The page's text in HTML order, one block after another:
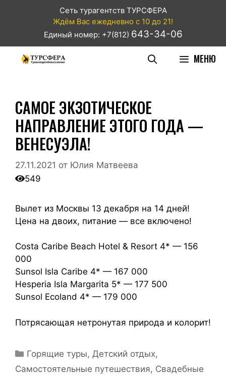
Сеть турагентств ТУРСФЕРА
Ждём Вас ежедневно с 10 до 21!
Единый номер: +7(812) 643-34-06
МЕНЮ
САМОЕ ЭКЗОТИЧЕСКОЕ
НАПРАВЛЕНИЕ ЭТОГО ГОДА —
ВЕНЕСУЭЛА!
27.11.2021 от Юлия Матвеева
549
Вылет из Москвы 13 декабря на 14 дней!
Цена на двоих, питание — все включено!
Costa Caribe Beach Hotel & Resort 4* — 156
000
Sunsol Isla Caribe 4* — 167 000
Hesperia Isla Margarita 5* — 177 500
Sunsol Ecoland 4* — 179 000
Потрясающая нетронутая природа и колорит!
Горящие туры,Детский отдых,
Самостоятельные путешествия, Свадебные